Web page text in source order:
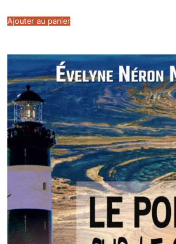
Ajouter au panier